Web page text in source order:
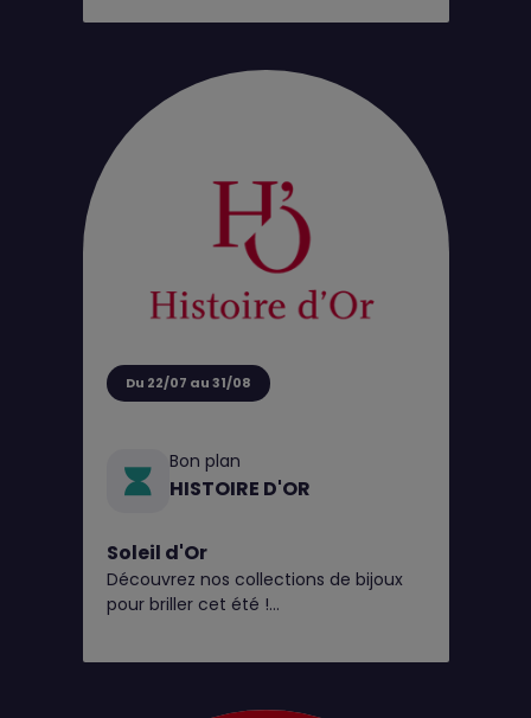
Du 22/07 au 31/08
Bon plan
HISTOIRE D'OR
Soleil d'Or
Découvrez nos collections de bijoux
pour briller cet été !
d'achat pour tout perçage jusqu’au 31